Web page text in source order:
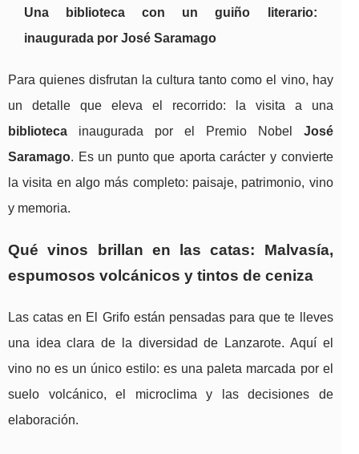
Una biblioteca con un guiño literario:
inaugurada por José Saramago
Para quienes disfrutan la cultura tanto como el vino, hay
un detalle que eleva el recorrido: la visita a una
biblioteca inaugurada por el Premio Nobel José
Saramago. Es un punto que aporta carácter y convierte
la visita en algo más completo: paisaje, patrimonio, vino
y memoria.
Qué vinos brillan en las catas: Malvasía,
espumosos volcánicos y tintos de ceniza
Las catas en El Grifo están pensadas para que te lleves
una idea clara de la diversidad de Lanzarote. Aquí el
vino no es un único estilo: es una paleta marcada por el
suelo volcánico, el microclima y las decisiones de
elaboración.